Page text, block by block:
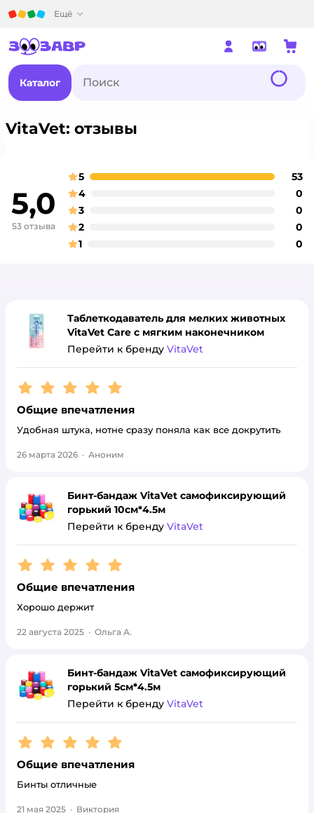
Ещё
Каталог
VitaVet: отзывы
5,0
53 отзыва
оценка
5 53
оценка
4 0
оценка
3 0
оценка
2 0
оценка
1 0
Таблеткодаватель для мелких животных
VitaVet Care с мягким наконечником
Перейти к бренду VitaVet
Рейтинг:5
Общие впечатления
Удобная штука, нотне сразу поняла как все докрутить
26 марта 2026 · Аноним
Бинт-бандаж VitaVet самофиксирующий
горький 10см*4.5м
Перейти к бренду VitaVet
Рейтинг:5
Общие впечатления
Хорошо держит
22 августа 2025 · Ольга А.
Бинт-бандаж VitaVet самофиксирующий
горький 5см*4.5м
Перейти к бренду VitaVet
Рейтинг:5
Общие впечатления
Бинты отличные
21 мая 2025 · Виктория